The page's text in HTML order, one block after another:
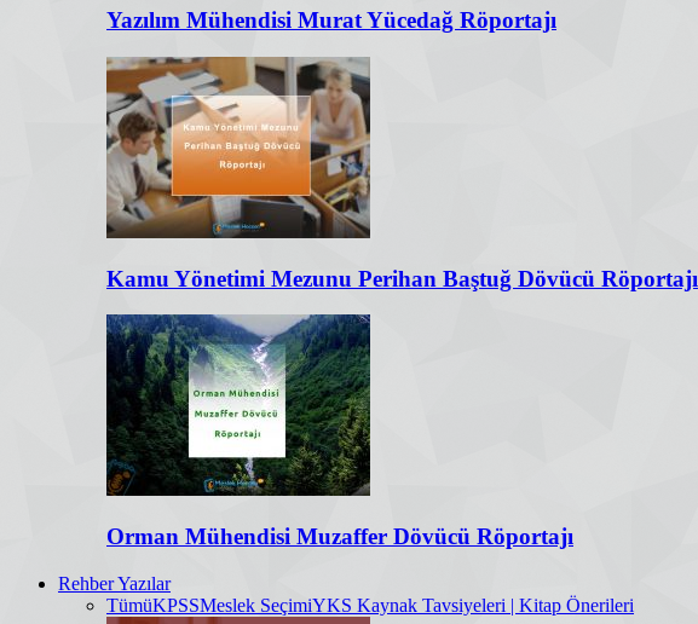
Yazılım Mühendisi Murat Yücedağ Röportajı
Kamu Yönetimi Mezunu Perihan Baştuğ Dövücü Röportajı
Orman Mühendisi Muzaffer Dövücü Röportajı
Rehber Yazılar
TümüKPSSMeslek SeçimiYKS Kaynak Tavsiyeleri | Kitap Önerileri